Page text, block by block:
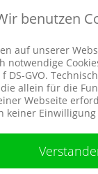
Einkünften
und
inwiefern
benutzen
auf unserer
notwendige
f DS-GVO.
die allein für die
Webseite
keiner Einwilligung